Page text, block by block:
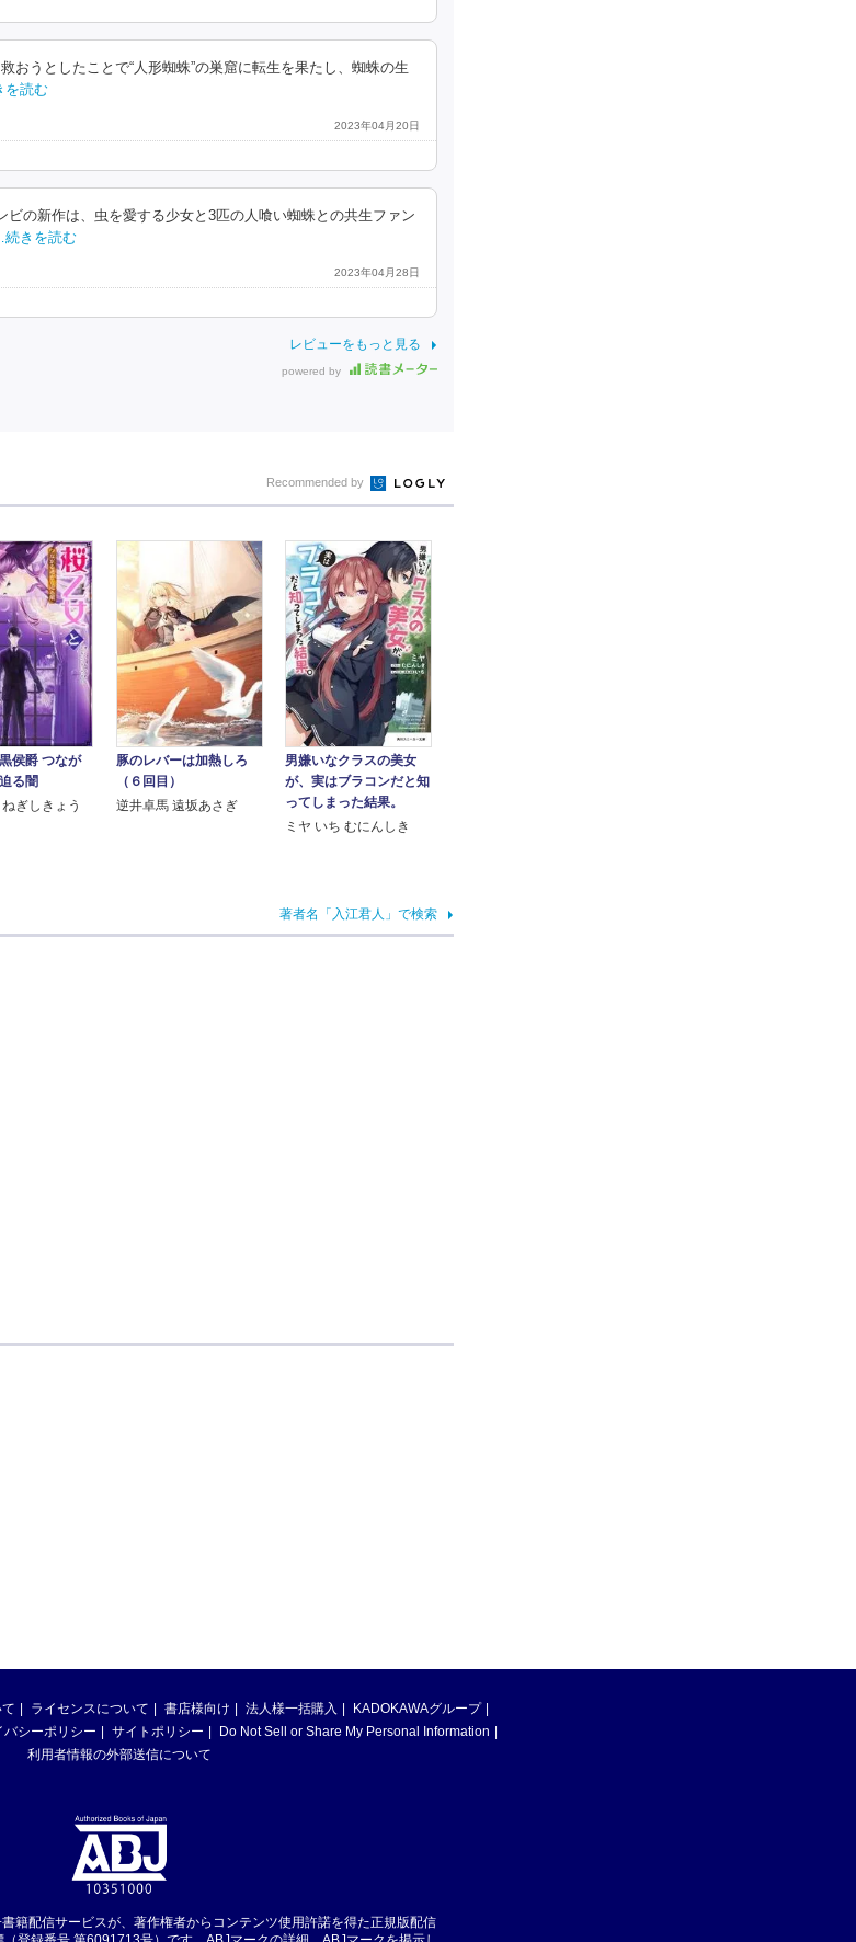
うとしたことで“人形蜘蛛”の巣窟に転生を果たし、蜘蛛の生
読む
2023年04月20日
新作は、虫を愛する少女と3匹の人喰い蜘蛛との共生ファン
きを読む
2023年04月28日
レビューをもっと見る
powered by
Recommended by
侯爵 つなが
る闇
ぎしきょう
豚のレバーは加熱しろ
（６回目）
逆井卓馬 遠坂あさぎ
男嫌いなクラスの美女
が、実はブラコンだと知
ってしまった結果。
ミヤ いち むにんしき
著者名「入江君人」で検索
ライセンスについて 書店様向け 法人様一括購入
KADOKAWAグループ
バシーポリシー サイトポリシー
Do Not Sell or Share My Personal Information
利用者情報の外部送信について
籍配信サービスが、著作権者からコンテンツ使用許諾を得た正規版配信